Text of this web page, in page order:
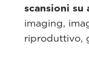
scansioni
imaging,
riproduttivo,